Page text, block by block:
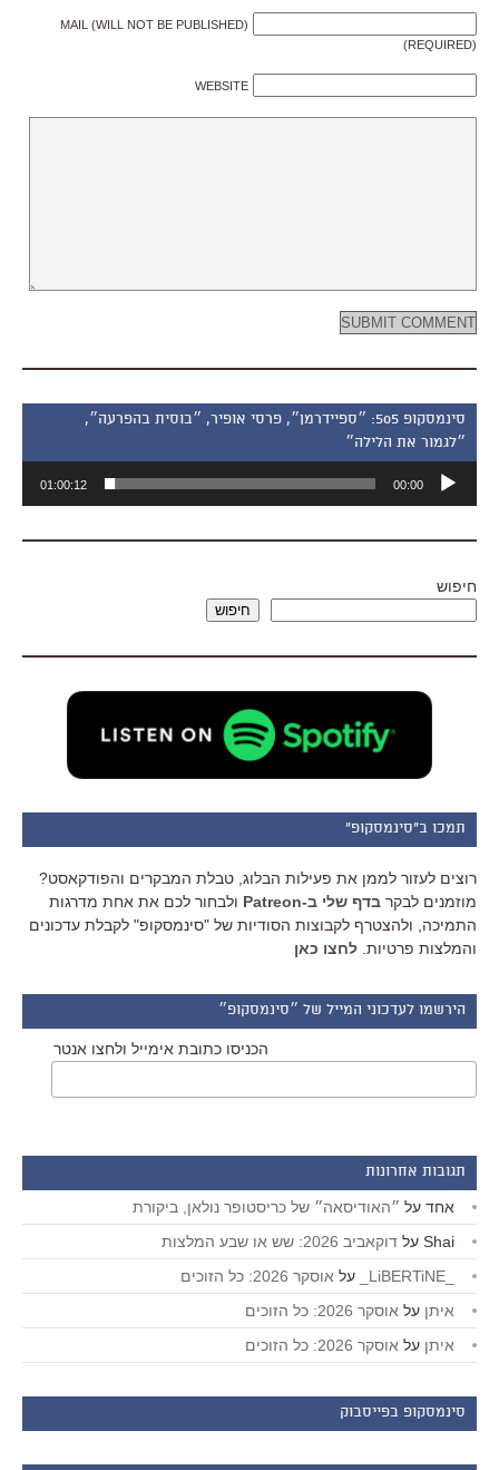
MAIL (WILL NOT BE PUBLISHED)
(REQUIRED)
WEBSITE
סינמסקופ 505: ״ספיידרמן״, פרסי אופיר, ״בוסית בהפרעה״,
״לגמור את הלילה״
אודיו
00:00
01:00:12
חיפוש
חיפוש
תמכו ב"סינמסקופ"
רוצים לעזור לממן את פעילות הבלוג, טבלת המבקרים והפודקאסט?
מוזמנים לבקר בדף שלי ב-Patreon
ולבחור לכם את אחת מדרגות
התמיכה, ולהצטרף לקבוצות הסודיות של "סינמסקופ" לקבלת עדכונים
והמלצות פרטיות. לחצו כאן
הירשמו לעדכוני המייל של ״סינמסקופ״
הכניסו כתובת אימייל ולחצו אנטר
תגובות אחרונות
אחד על ״האודיסאה״ של כריסטופר נולאן, ביקורת
Shai על דוקאביב 2026: שש או שבע המלצות
על אוסקר 2026: כל הזוכים
איתן על אוסקר 2026: כל הזוכים
איתן על אוסקר 2026: כל הזוכים
סינמסקופ בפייסבוק